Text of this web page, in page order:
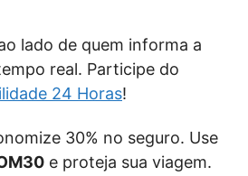
lado de quem informa a
real. Participe do
24 Horas!
30% no seguro. Use
e proteja sua viagem.